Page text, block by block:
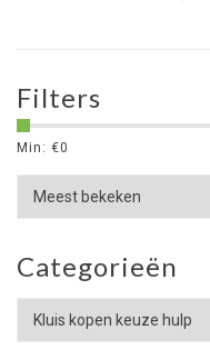
Filters
Min: €0
Categorieën